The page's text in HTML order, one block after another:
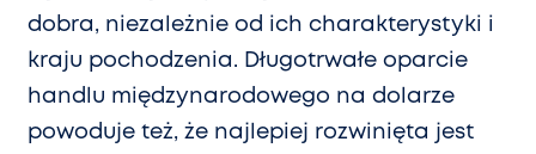
dobra, niezależnie od ich charakterystyki i
kraju pochodzenia. Długotrwałe oparcie
handlu międzynarodowego na dolarze
powoduje też, że najlepiej rozwinięta jest